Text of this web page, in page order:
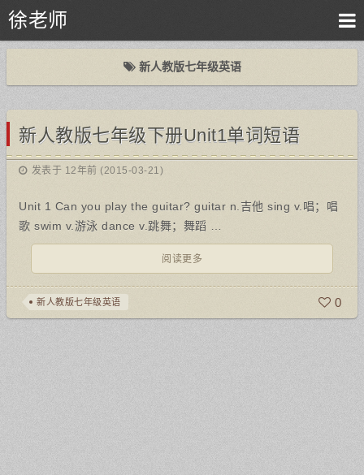
徐老师
新人教版七年级英语
新人教版七年级下册Unit1单词短语
发表于 12年前 (2015-03-21)
Unit 1 Can you play the guitar? guitar n.吉他 sing v.唱；唱
歌 swim v.游泳 dance v.跳舞；舞蹈 …
阅读更多
新人教版七年级英语 0